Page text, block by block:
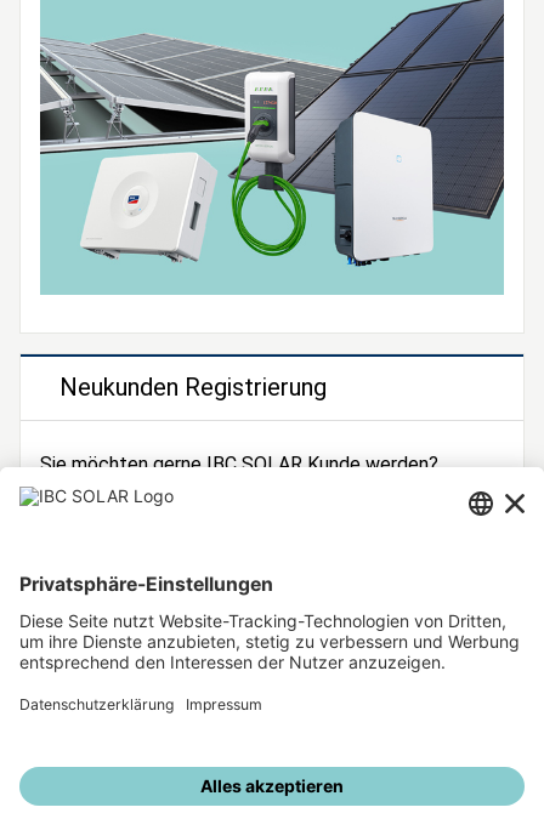
Neukunden Registrierung
Sie möchten gerne IBC SOLAR Kunde werden?
Dann registrieren Sie sich jetzt!
Unsere weiteren Angebote
IBC SOLAR Webseite